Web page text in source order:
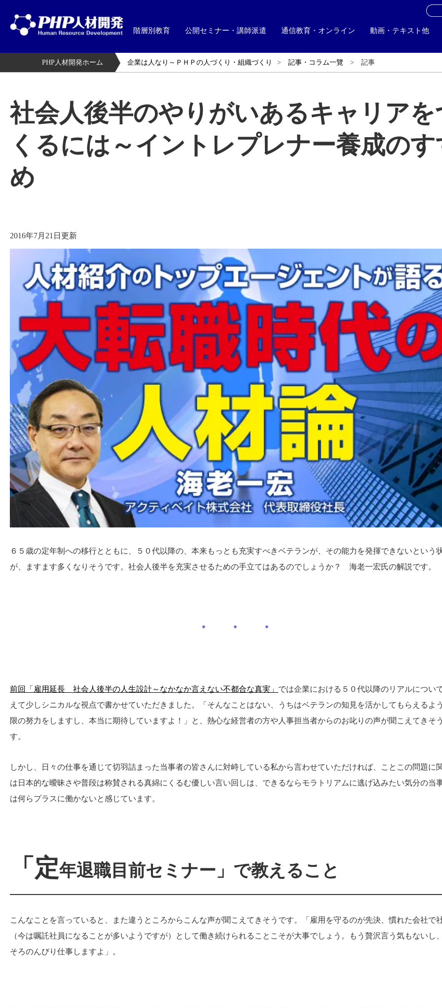
階層別教育 公開セミナー・講師派遣 通信教育・オンライン 動画・テキスト他
PHP人材開発ホーム 企業は人なり～ＰＨＰの人づくり・組織づくり 記事・コラム一覽 記事
社会人後半のやりがいあるキャリアを
くるには～イントレプレナー養成のす
め
2016年7月21日更新
６５歳の定年制への移行とともに、５０代以降の、本来もっとも充実すべきベテランが、その能力を発揮できないという
が、ますます多くなりそうです。社会人後半を充実させるための手立てはあるのでしょうか？ 海老一宏氏の解説です。
＊ ＊ ＊
前回「雇用延長 社会人後半の人生設計～なかなか言えない不都合な真実」 では企業における５０代以降のリアルについ
えて少しシニカルな視点で書かせていただきました。「そんなことはない、うちはベテランの知見を活かしてもらえるよ
限の努力をしますし、本当に期待していますよ！」と、熱心な経営者の方や人事担当者からのお叱りの声が聞こえてきそ
す。
しかし、日々の仕事を通じて切羽詰まった当事者の皆さんに対峙している私から言わせていただければ、ことこの問題に
は日本的な曖昧さや普段は称賛される真綿にくるむ優しい言い回しは、できるならモラトリアムに逃げ込みたい気分の当
は何らプラスに働かないと感じています。
「定年退職目前セミナー」で教えること
こんなことを言っていると、また違うところからこんな声が聞こえてきそうです。「雇用を守るのが先決、慣れた会社で
（今は嘱託社員になることが多いようですが）として働き続けられることこそが大事でしょう。もう贅沢言う気もないし
そろのんびり仕事しますよ」。